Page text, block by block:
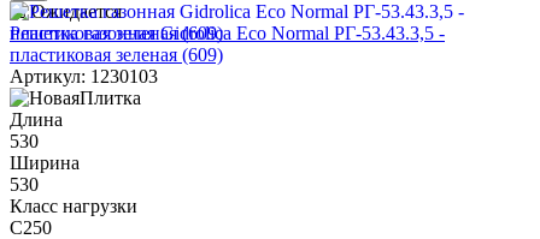
Ожидается
Решетка газонная Gidrolica Eco Normal РГ-53.43.3,5 -
пластиковая зеленая (609)
Артикул: 1230103
Длина
530
Ширина
530
Класс нагрузки
C250